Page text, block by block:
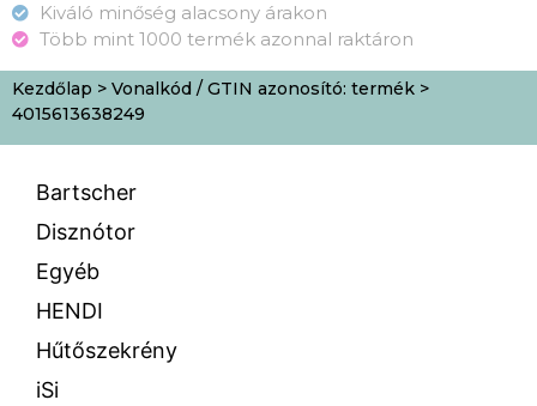
Kiváló minőség alacsony árakon
Több mint 1000 termék azonnal raktáron
Kezdőlap > Vonalkód / GTIN azonosító: termék >
4015613638249
Bartscher
Disznótor
Egyéb
HENDI
Hűtőszekrény
iSi